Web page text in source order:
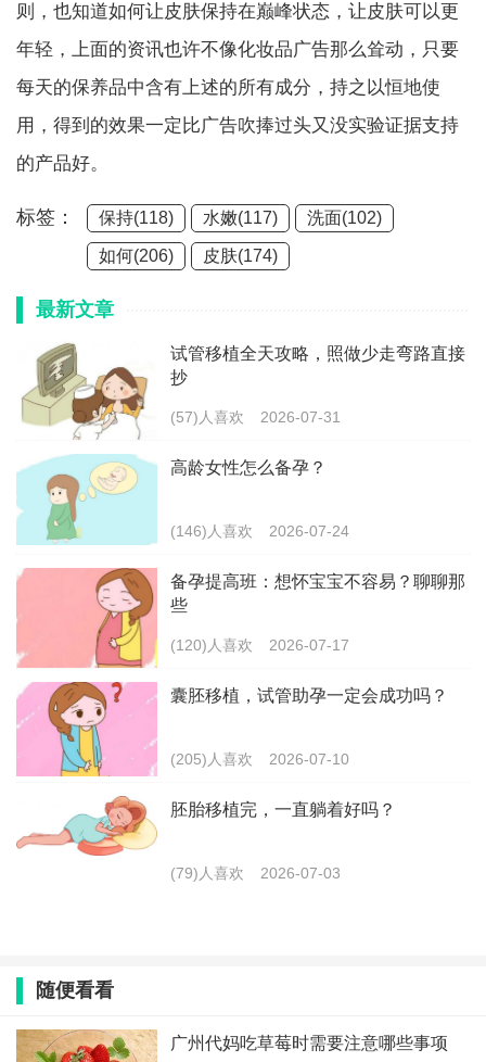
则，也知道如何让皮肤保持在巅峰状态，让皮肤可以更
年轻，上面的资讯也许不像化妆品广告那么耸动，只要
每天的保养品中含有上述的所有成分，持之以恒地使
用，得到的效果一定比广告吹捧过头又没实验证据支持
的产品好。
标签： 保持(118) 水嫩(117) 洗面(102)
如何(206) 皮肤(174)
最新文章
试管移植全天攻略，照做少走弯路直接
抄
(57)人喜欢 2026-07-31
高龄女性怎么备孕？
(146)人喜欢 2026-07-24
备孕提高班：想怀宝宝不容易？聊聊那
些
(120)人喜欢 2026-07-17
囊胚移植，试管助孕一定会成功吗？
(205)人喜欢 2026-07-10
胚胎移植完，一直躺着好吗？
(79)人喜欢 2026-07-03
随便看看
广州代妈吃草莓时需要注意哪些事项